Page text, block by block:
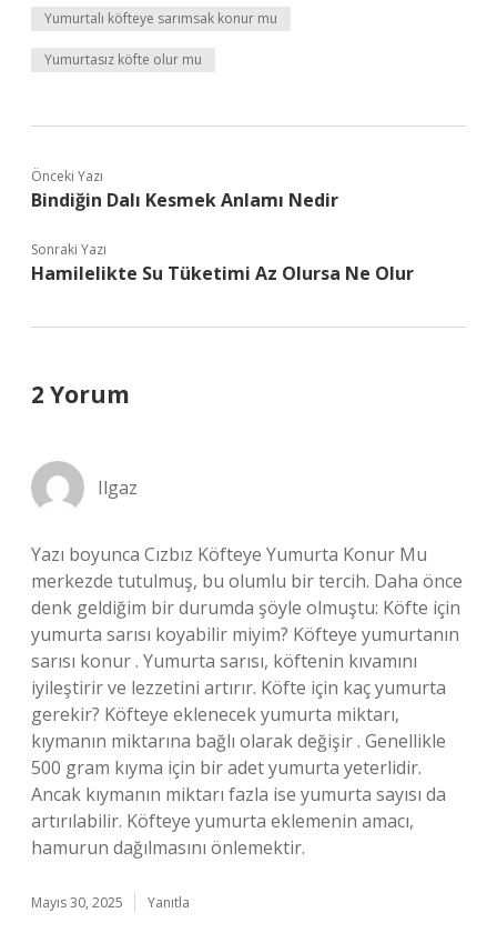
Yumurtalı köfteye sarımsak konur mu
Yumurtasız köfte olur mu
Önceki Yazı
Bindiğin Dalı Kesmek Anlamı Nedir
Sonraki Yazı
Hamilelikte Su Tüketimi Az Olursa Ne Olur
2 Yorum
Ilgaz
Yazı boyunca Cızbız Köfteye Yumurta Konur Mu
merkezde tutulmuş, bu olumlu bir tercih. Daha önce
denk geldiğim bir durumda şöyle olmuştu: Köfte için
yumurta sarısı koyabilir miyim? Köfteye yumurtanın
sarısı konur . Yumurta sarısı, köftenin kıvamını
iyileştirir ve lezzetini artırır. Köfte için kaç yumurta
gerekir? Köfteye eklenecek yumurta miktarı,
kıymanın miktarına bağlı olarak değişir . Genellikle
500 gram kıyma için bir adet yumurta yeterlidir.
Ancak kıymanın miktarı fazla ise yumurta sayısı da
artırılabilir. Köfteye yumurta eklemenin amacı,
hamurun dağılmasını önlemektir.
Mayıs 30, 2025 Yanıtla